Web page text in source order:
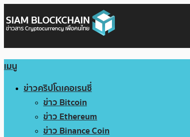
เมนู
ข่าวคริปโตเคอเรนซี่
ข่าว Bitcoin
ข่าว Ethereum
ข่าว Binance Coin